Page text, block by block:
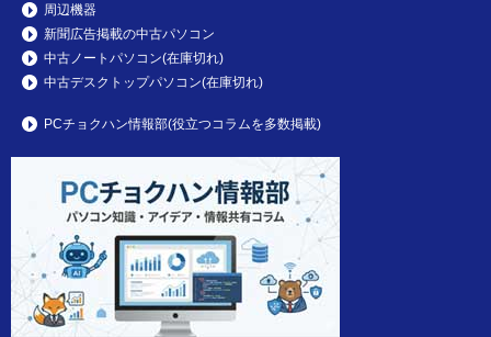
周辺機器
新聞広告掲載の中古パソコン
中古ノートパソコン(在庫切れ)
中古デスクトップパソコン(在庫切れ)
PCチョクハン情報部(役立つコラムを多数掲載)